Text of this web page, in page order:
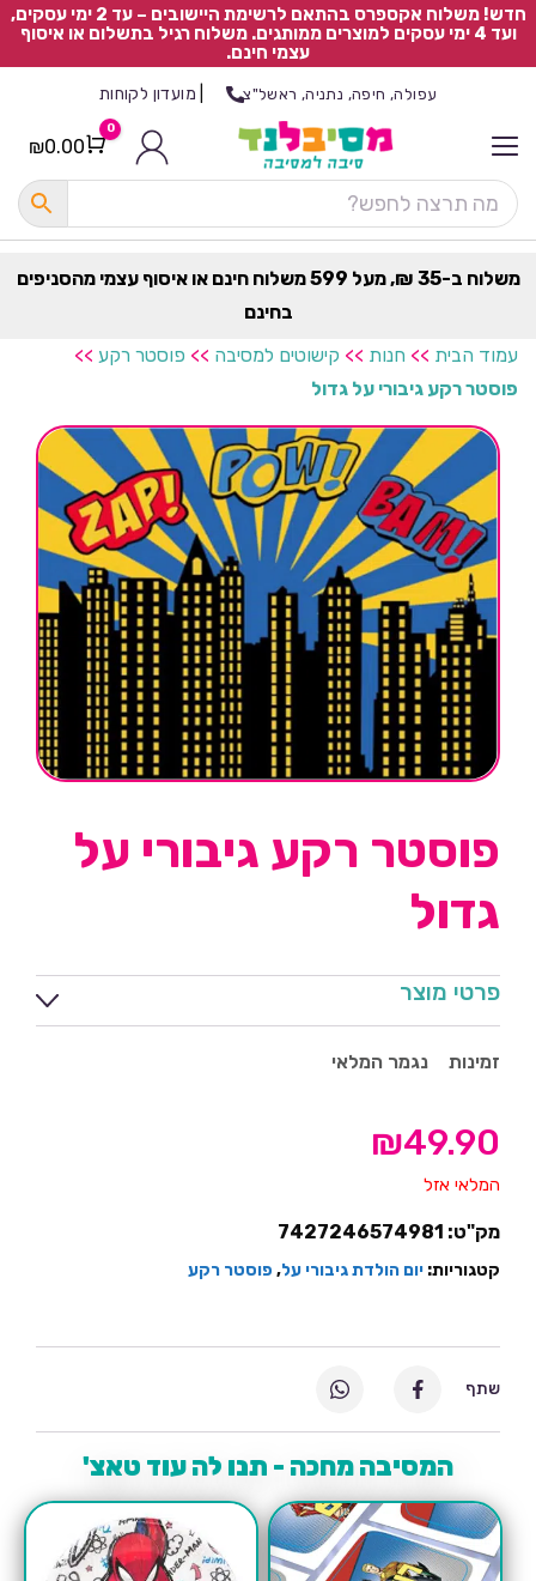
חדש! משלוח אקספרס בהתאם לרשימת היישובים – עד 2 ימי עסקים,
ועד 4 ימי עסקים למוצרים ממותגים. משלוח רגיל בתשלום או איסוף
עצמי חינם.
עפולה, חיפה, נתניה, ראשל"צ מועדון לקוחות
Cart
0
₪0.00
משלוח ב-35 ₪, מעל 599 משלוח חינם או איסוף עצמי מהסניפים
בחינם
עמוד הבית >> חנות >> קישוטים למסיבה >> פוסטר רקע >>
פוסטר רקע גיבורי על גדול
פוסטר רקע גיבורי על
גדול
פרטי מוצר
זמינות נגמר המלאי
₪49.90
המלאי אזל
מק"ט: 7427246574981
קטגוריות: יום הולדת גיבורי על, פוסטר רקע
המסיבה מחכה - תנו לה עוד טאצ'
שתף